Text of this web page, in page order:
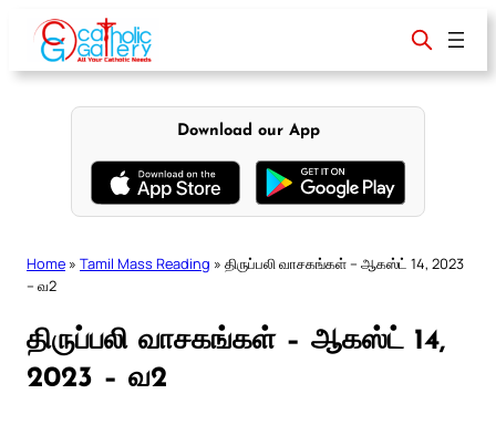
content
Download our App
Home » Tamil Mass Reading » திருப்பலி வாசகங்கள் – ஆகஸ்ட் 14, 2023
– வ2
திருப்பலி வாசகங்கள் – ஆகஸ்ட் 14,
2023 – வ2